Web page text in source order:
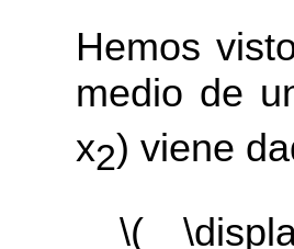
Hemos
medio de
x2) viene
\(